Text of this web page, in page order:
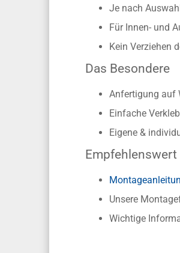
Je nach
Für Innen- und
Kein Verziehen
Das Besondere
Anfertigung auf
Einfache
Eigene &
Empfehlenswert
Unsere
Wichtige